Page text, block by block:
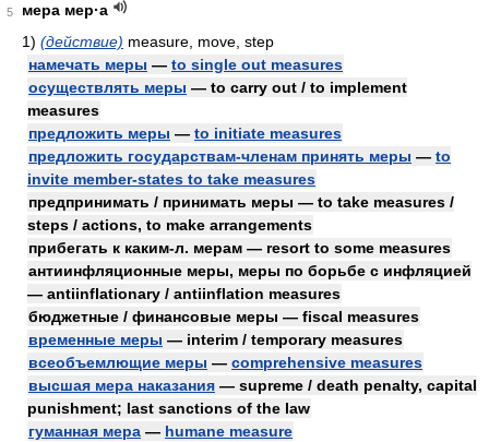
5
мера мер·а
1) (действие) measure, move, step
намечать меры — to single out measures
осуществлять меры — to carry out / to implement
measures
предложить меры — to initiate measures
предложить государствам-членам принять меры — to
invite member-states to take measures
предпринимать / принимать меры — to take measures /
steps / actions, to make arrangements
прибегать к каким-л. мерам — resort to some measures
антиинфляционные меры, меры по борьбе с инфляцией
— antiinflationary / antiinflation measures
бюджетные / финансовые меры — fiscal measures
временные меры — interim / temporary measures
всеобъемлющие меры — comprehensive measures
высшая мера наказания — supreme / death penalty, capital
punishment; last sanctions of the law
гуманная мера — humane measure